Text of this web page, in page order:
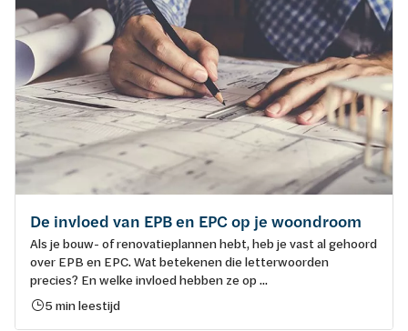
De invloed van EPB en EPC op je woondroom
Als je bouw- of renovatieplannen hebt, heb je vast al gehoord
over EPB en EPC. Wat betekenen die letterwoorden
precies? En welke invloed hebben ze op ...
5 min leestijd